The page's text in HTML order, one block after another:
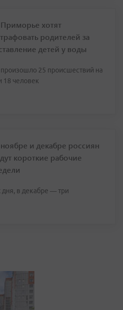
хотят
родителей за
детей у воды
произошло 25 происшествий на
18 человек
и декабре россиян
короткие рабочие
в декабре — три